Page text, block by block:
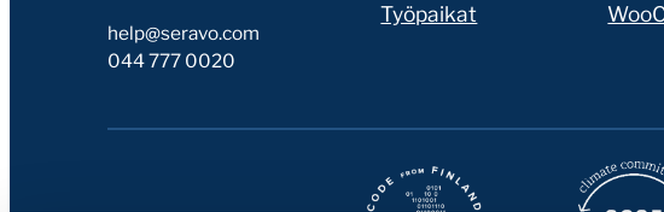
help@seravo.com
044 777 0020
Työpaikat